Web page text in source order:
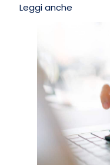
Leggi anche